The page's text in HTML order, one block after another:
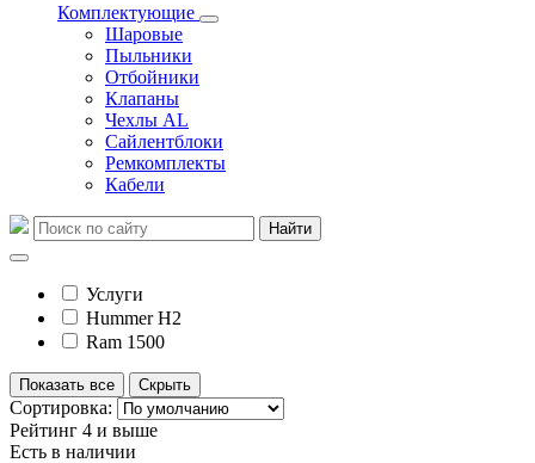
Комплектующие
Шаровые
Пыльники
Отбойники
Клапаны
Чехлы AL
Сайлентблоки
Ремкомплекты
Кабели
Найти
Услуги
Hummer H2
Ram 1500
Показать все Скрыть
Сортировка:
Рейтинг 4 и выше
Есть в наличии